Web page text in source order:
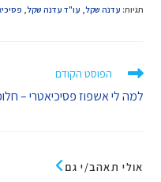
תגיות: עדנה שקל עו"ד עדנה שקל
הפוסט הקודם
למה לי אשפוז פסיכיאטרי –
אולי תאהב/י גם